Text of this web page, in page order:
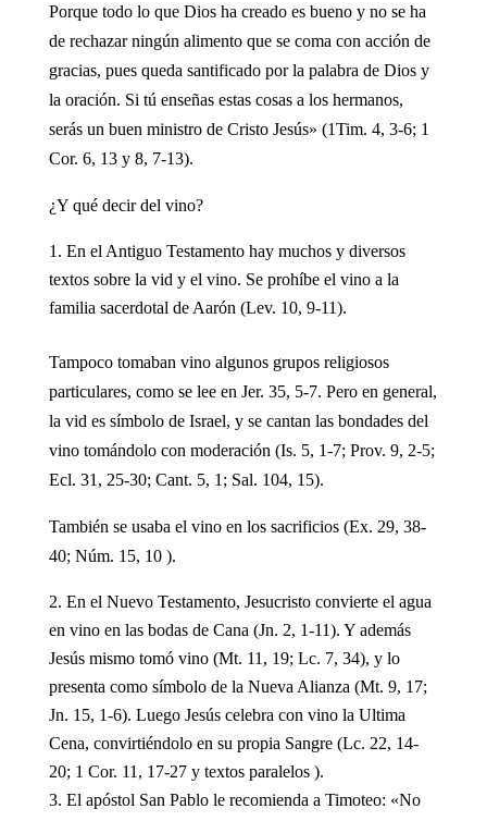
Porque todo lo que Dios ha creado es bueno y no se ha
de rechazar ningún alimento que se coma con acción de
gracias, pues queda santificado por la palabra de Dios y
la oración. Si tú enseñas estas cosas a los hermanos,
serás un buen ministro de Cristo Jesús» (1Tim. 4, 3-6; 1
Cor. 6, 13 y 8, 7-13).
¿Y qué decir del vino?
En el Antiguo Testamento hay muchos y diversos
textos sobre la vid y el vino. Se prohíbe el vino a la
familia sacerdotal de Aarón (Lev. 10, 9-11).
Tampoco tomaban vino algunos grupos religiosos
particulares, como se lee en Jer. 35, 5-7. Pero en general,
la vid es símbolo de Israel, y se cantan las bondades del
vino tomándolo con moderación (Is. 5, 1-7; Prov. 9, 2-5;
Ecl. 31, 25-30; Cant. 5, 1; Sal. 104, 15).
También se usaba el vino en los sacrificios (Ex. 29, 38-
40; Núm. 15, 10 ).
En el Nuevo Testamento, Jesucristo convierte el agua
en vino en las bodas de Cana (Jn. 2, 1-11). Y además
Jesús mismo tomó vino (Mt. 11, 19; Lc. 7, 34), y lo
presenta como símbolo de la Nueva Alianza (Mt. 9, 17;
Jn. 15, 1-6). Luego Jesús celebra con vino la Ultima
Cena, convirtiéndolo en su propia Sangre (Lc. 22, 14-
20; 1 Cor. 11, 17-27 y textos paralelos ).
El apóstol San Pablo le recomienda a Timoteo: «No